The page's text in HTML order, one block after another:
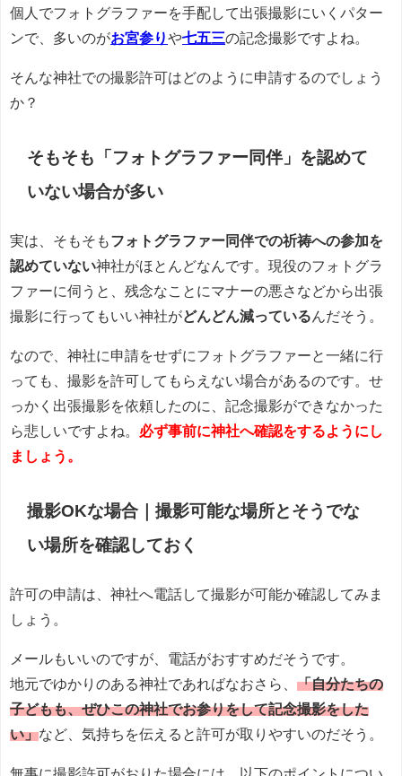
個人でフォトグラファーを手配して出張撮影にいくパター
ンで、多いのがお宮参りや七五三の記念撮影ですよね。
そんな神社での撮影許可はどのように申請するのでしょう
か？
そもそも「フォトグラファー同伴」を認めて
いない場合が多い
実は、そもそもフォトグラファー同伴での祈祷への参加を
認めていない神社がほとんどなんです。現役のフォトグラ
ファーに伺うと、残念なことにマナーの悪さなどから出張
撮影に行ってもいい神社がどんどん減っているんだそう。
なので、神社に申請をせずにフォトグラファーと一緒に行
っても、撮影を許可してもらえない場合があるのです。せ
っかく出張撮影を依頼したのに、記念撮影ができなかった
ら悲しいですよね。 必ず事前に神社へ確認をするようにし
ましょう。
撮影OKな場合｜撮影可能な場所とそうでな
い場所を確認しておく
許可の申請は、神社へ電話して撮影が可能か確認してみま
しょう。
メールもいいのですが、電話がおすすめだそうです。
地元でゆかりのある神社であればなおさら、 「自分たちの
子どもも、ぜひこの神社でお参りをして記念撮影をした
い」など、気持ちを伝えると許可が取りやすいのだそう。